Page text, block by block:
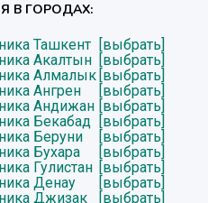
В ГОРОДАХ:
Ташкент
[выбрать]
Акалтын
[выбрать]
Алмалык [выбрать]
Ангрен
[выбрать]
Андижан [выбрать]
Бекабад
[выбрать]
Беруни
[выбрать]
Бухара
[выбрать]
Гулистан
[выбрать]
Денау
[выбрать]
Джизак
[выбрать]